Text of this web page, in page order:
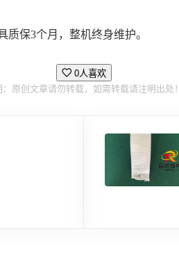
质保3个月，整机终身维护。
0人喜欢
：原创文章请勿转载，如需转载请注明出处！